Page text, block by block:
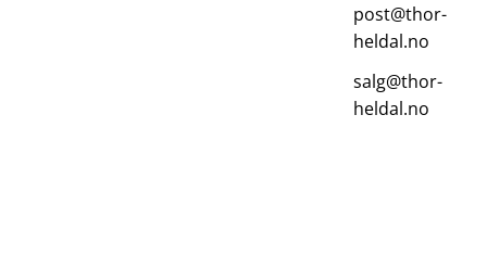
post@thor-
heldal.no
salg@thor-
heldal.no